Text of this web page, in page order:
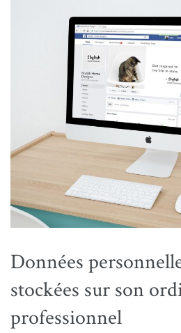
Données
stockées sur son
professionnel